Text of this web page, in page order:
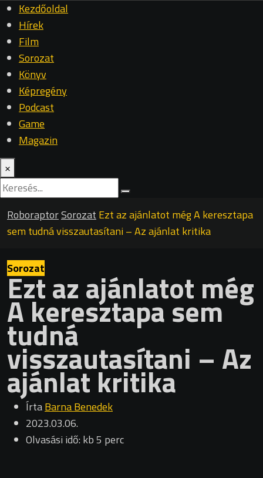
Kezdőoldal
Hírek
Film
Sorozat
Könyv
Képregény
Podcast
Game
Magazin
×
RoboraptorSorozat Ezt az ajánlatot még A keresztapa
sem tudná visszautasítani – Az ajánlat kritika
Sorozat
Ezt az ajánlatot még
A keresztapa sem
tudná
visszautasítani – Az
ajánlat kritika
ÍrtaBarna Benedek
2023.03.06.
Olvasási idő: kb 5 perc